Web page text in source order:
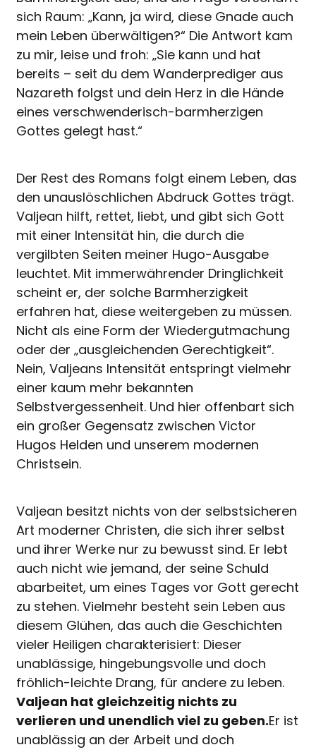
sich Raum: „Kann, ja wird, diese Gnade auch
mein Leben überwältigen?“ Die Antwort kam
zu mir, leise und froh: „Sie kann und hat
bereits – seit du dem Wanderprediger aus
Nazareth folgst und dein Herz in die Hände
eines verschwenderisch-barmherzigen
Gottes gelegt hast.“
Der Rest des Romans folgt einem Leben, das
den unauslöschlichen Abdruck Gottes trägt.
Valjean hilft, rettet, liebt, und gibt sich Gott
mit einer Intensität hin, die durch die
vergilbten Seiten meiner Hugo-Ausgabe
leuchtet. Mit immerwährender Dringlichkeit
scheint er, der solche Barmherzigkeit
erfahren hat, diese weitergeben zu müssen.
Nicht als eine Form der Wiedergutmachung
oder der „ausgleichenden Gerechtigkeit“.
Nein, Valjeans Intensität entspringt vielmehr
einer kaum mehr bekannten
Selbstvergessenheit. Und hier offenbart sich
ein großer Gegensatz zwischen Victor
Hugos Helden und unserem modernen
Christsein.
Valjean besitzt nichts von der selbstsicheren
Art moderner Christen, die sich ihrer selbst
und ihrer Werke nur zu bewusst sind. Er lebt
auch nicht wie jemand, der seine Schuld
abarbeitet, um eines Tages vor Gott gerecht
zu stehen. Vielmehr besteht sein Leben aus
diesem Glühen, das auch die Geschichten
vieler Heiligen charakterisiert: Dieser
unablässige, hingebungsvolle und doch
fröhlich-leichte Drang, für andere zu leben.
Valjean hat gleichzeitig nichts zu
verlieren und unendlich viel zu geben.Er ist
unablässig an der Arbeit und doch